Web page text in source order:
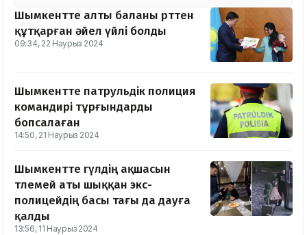
Шымкентте алты баланы өрттен
құтқарған әйел үйлі болды
09:34, 22 Наурыз 2024
Шымкентте патрульдік полиция
командирі тұрғындарды
бопсалаған
14:50, 21 Наурыз 2024
Шымкентте гүлдің ақшасын
төлемей аты шыққан экс-
полицейдің басы тағы да дауға
қалды
13:56, 11 Наурыз 2024